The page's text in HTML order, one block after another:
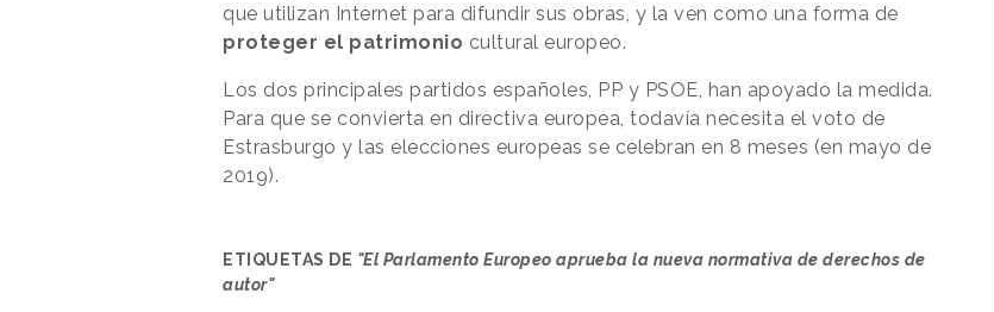
que utilizan Internet para difundir sus obras, y la ven como una forma de
proteger el patrimonio cultural europeo.
Los dos principales partidos españoles, PP y PSOE, han apoyado la medida.
Para que se convierta en directiva europea, todavía necesita el voto de
Estrasburgo y las elecciones europeas se celebran en 8 meses (en mayo de
2019).
ETIQUETAS DE "El Parlamento Europeo aprueba la nueva normativa de derechos de
autor"